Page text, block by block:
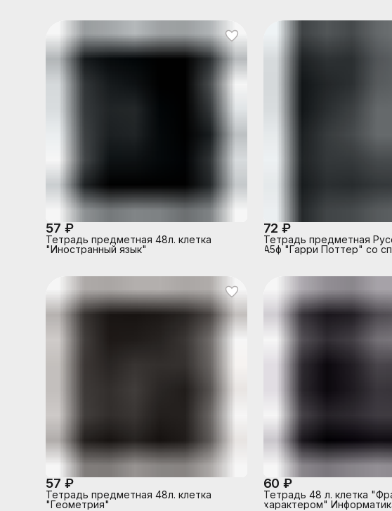
57 ₽
Тетрадь предметная 48л. клетка
"Иностранный язык"
72 ₽
Тетрадь предметная
А5ф "Гарри Поттер" со
белизна, обложка софт-
скругленные углы, 1
57 ₽
Тетрадь предметная 48л. клетка
"Геометрия"
60 ₽
Тетрадь 48 л. клетка
характером"